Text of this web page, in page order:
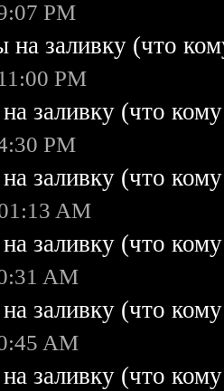
PM
на заливку (что
PM
заливку (что
PM
заливку (что
AM
заливку (что
AM
заливку (что
AM
заливку (что